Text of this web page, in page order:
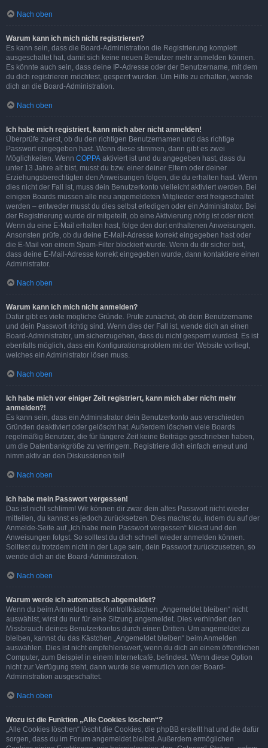
Nach oben
Warum kann ich mich nicht registrieren?
Es kann sein, dass die Board-Administration die Registrierung komplett
ausgeschaltet hat, damit sich keine neuen Benutzer mehr anmelden können.
Es könnte auch sein, dass deine IP-Adresse oder der Benutzername, mit dem
du dich registrieren möchtest, gesperrt wurden. Um Hilfe zu erhalten, wende
dich an die Board-Administration.
Nach oben
Ich habe mich registriert, kann mich aber nicht anmelden!
Überprüfe zuerst, ob du den richtigen Benutzernamen und das richtige
Passwort eingegeben hast. Wenn diese stimmen, dann gibt es zwei
Möglichkeiten. Wenn COPPA aktiviert ist und du angegeben hast, dass du
unter 13 Jahre alt bist, musst du bzw. einer deiner Eltern oder deiner
Erziehungsberechtigten den Anweisungen folgen, die du erhalten hast. Wenn
dies nicht der Fall ist, muss dein Benutzerkonto vielleicht aktiviert werden. Bei
einigen Boards müssen alle neu angemeldeten Mitglieder erst freigeschaltet
werden – entweder musst du dies selbst erledigen oder ein Administrator. Bei
der Registrierung wurde dir mitgeteilt, ob eine Aktivierung nötig ist oder nicht.
Wenn du eine E-Mail erhalten hast, folge den dort enthaltenen Anweisungen.
Ansonsten prüfe, ob du deine E-Mail-Adresse korrekt eingegeben hast oder
die E-Mail von einem Spam-Filter blockiert wurde. Wenn du dir sicher bist,
dass deine E-Mail-Adresse korrekt eingegeben wurde, dann kontaktiere einen
Administrator.
Nach oben
Warum kann ich mich nicht anmelden?
Dafür gibt es viele mögliche Gründe. Prüfe zunächst, ob dein Benutzername
und dein Passwort richtig sind. Wenn dies der Fall ist, wende dich an einen
Board-Administrator, um sicherzugehen, dass du nicht gesperrt wurdest. Es ist
ebenfalls möglich, dass ein Konfigurationsproblem mit der Website vorliegt,
welches ein Administrator lösen muss.
Nach oben
Ich habe mich vor einiger Zeit registriert, kann mich aber nicht mehr
anmelden?!
Es kann sein, dass ein Administrator dein Benutzerkonto aus verschieden
Gründen deaktiviert oder gelöscht hat. Außerdem löschen viele Boards
regelmäßig Benutzer, die für längere Zeit keine Beiträge geschrieben haben,
um die Datenbankgröße zu verringern. Registriere dich einfach erneut und
nimm aktiv an den Diskussionen teil!
Nach oben
Ich habe mein Passwort vergessen!
Das ist nicht schlimm! Wir können dir zwar dein altes Passwort nicht wieder
mitteilen, du kannst es jedoch zurücksetzen. Dies machst du, indem du auf der
Anmelde-Seite auf „Ich habe mein Passwort vergessen“ klickst und den
Anweisungen folgst. So solltest du dich schnell wieder anmelden können.
Solltest du trotzdem nicht in der Lage sein, dein Passwort zurückzusetzen, so
wende dich an die Board-Administration.
Nach oben
Warum werde ich automatisch abgemeldet?
Wenn du beim Anmelden das Kontrollkästchen „Angemeldet bleiben“ nicht
auswählst, wirst du nur für eine Sitzung angemeldet. Dies verhindert den
Missbrauch deines Benutzerkontos durch einen Dritten. Um angemeldet zu
bleiben, kannst du das Kästchen „Angemeldet bleiben“ beim Anmelden
auswählen. Dies ist nicht empfehlenswert, wenn du dich an einem öffentlichen
Computer, zum Beispiel in einem Internetcafé, befindest. Wenn diese Option
nicht zur Verfügung steht, dann wurde sie vermutlich von der Board-
Administration ausgeschaltet.
Nach oben
Wozu ist die Funktion „Alle Cookies löschen“?
„Alle Cookies löschen“ löscht die Cookies, die phpBB erstellt hat und die dafür
sorgen, dass du im Forum angemeldet bleibst. Außerdem ermöglichen